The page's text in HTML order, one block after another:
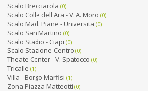
Scalo Brecciarola (0)
Scalo Colle dell'Ara - V. A. Moro (0)
Scalo Mad. Piane - Universita (0)
Scalo San Martino (0)
Scalo Stadio - Ciapi (0)
Scalo Stazione-Centro (0)
Theate Center - V. Spatocco (0)
Tricalle (1)
Villa - Borgo Marfisi (1)
Zona Piazza Matteotti (0)